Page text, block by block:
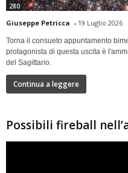
280
Giuseppe Petricca - 19 Luglio 2026
Torna il consueto appuntamento
protagonista di questa uscita è
del Sagittario.
Continua a leggere
Possibili fireball